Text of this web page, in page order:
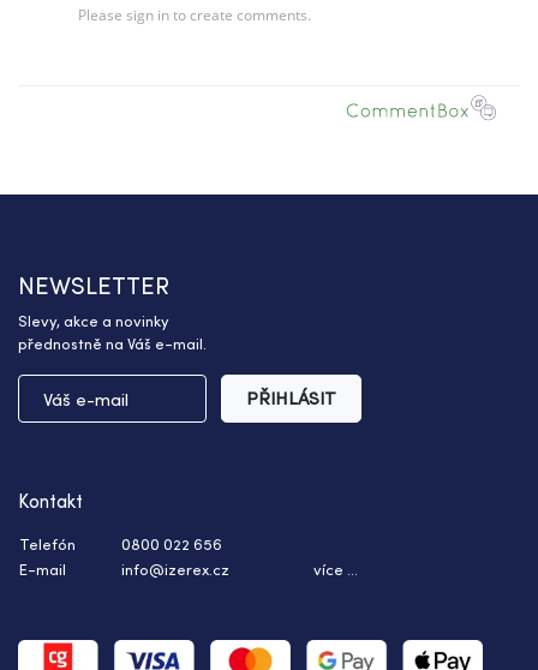
NEWSLETTER
Slevy, akce a novinky
přednostně na Váš e-mail.
PŘIHLÁSIT
Kontakt
Telefón
0800 022 656
E-mail
info@izerex.cz více ...